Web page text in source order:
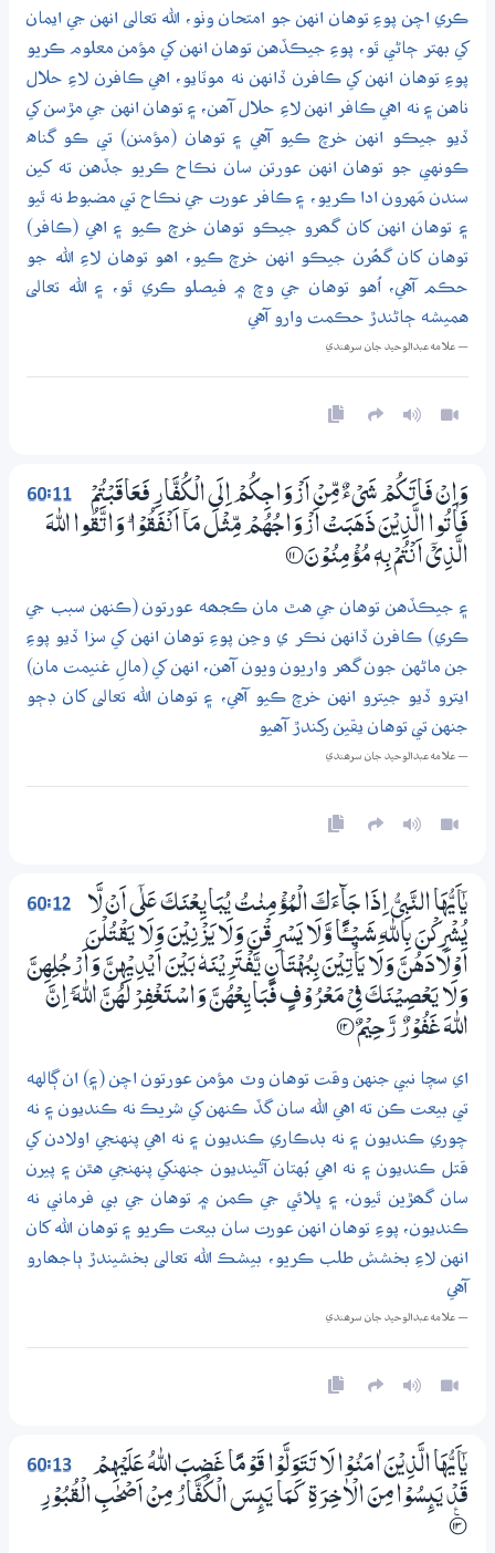
ڪري اچن پوءِ توهان انهن جو امتحان وٺو، الله تعالى انهن جي ايمان
کي بهتر ڄاڻي ٿو، پوءِ جيڪڏهن توهان انهن کي مؤمن معلوم ڪريو
پوءِ توهان انهن کي ڪافرن ڏانهن نه موٽايو، اهي ڪافرن لاءِ حلال
ناهن ۽ نه اهي ڪافر انهن لاءِ حلال آهن، ۽ توهان انهن جي مڙسن کي
ڏيو جيڪو انهن خرچ ڪيو آهي ۽ توهان (مؤمنن) تي ڪو گناه
ڪونهي جو توهان انهن عورتن سان نڪاح ڪريو جڏهن ته کين
سندن مَهرون ادا ڪريو، ۽ ڪافر عورت جي نڪاح تي مضبوط نه ٿيو
۽ توهان انهن کان گھرو جيڪو توهان خرچ ڪيو ۽ اهي (ڪافر)
توهان کان گھُرن جيڪو انهن خرچ ڪيو، اهو توهان لاءِ الله جو
حڪم آهي، اُهو توهان جي وچ ۾ فيصلو ڪري ٿو، ۽ الله تعالى
هميشه ڄاڻندڙ حڪمت وارو آهي
— علامه عبدالوحيد جان سرھندي
60:11
وَاِنْ فَاتَكُمْ شَيْءٌ مِّنْ اَزْوَاجِكُمْ اِلَى الْكُفَّارِ فَعَاقَبْتُمْ
فَاٰتُوا الَّذِيْنَ ذَهَبَتْ اَزْوَاجُهُمْ مِّثْلَ مَآ اَنْفَقُوْا ۭ وَاتَّقُوا اللّٰهَ
الَّذِيْٓ اَنْتُمْ بِهٖ مُؤْمِنُوْنَ ؀11
۽ جيڪڏهن توهان جي هٿ مان ڪجھه عورتون (ڪنهن سبب جي
ڪري) ڪافرن ڏانهن نڪر ي وڃن پوءِ توهان انهن کي سزا ڏيو پوءِ
جن ماڻهن جون گھر واريون ويون آهن، انهن کي (مالِ غنيمت مان)
ايترو ڏيو جيترو انهن خرچ ڪيو آهي، ۽ توهان الله تعالى کان ڊڄو
جنهن تي توهان يقين رکندڙ آهيو
— علامه عبدالوحيد جان سرھندي
60:12
يٰٓاَيُّهَا النَّبِيُّ اِذَا جَاۗءَكَ الْمُؤْمِنٰتُ يُبَايِعْنَكَ عَلٰٓي اَنْ لَّا
يُشْرِكْنَ بِاللّٰهِ شَـيْـــــًٔــا وَّلَا يَسْرِقْنَ وَلَا يَزْنِيْنَ وَلَا يَقْتُلْنَ
اَوْلَادَهُنَّ وَلَا يَاْتِيْنَ بِبُهْتَانٍ يَّفْتَرِيْنَهٗ بَيْنَ اَيْدِيْهِنَّ وَاَرْجُلِهِنَّ
وَلَا يَعْصِيْنَكَ فِيْ مَعْرُوْفٍ فَبَايِعْهُنَّ وَاسْتَغْفِرْ لَهُنَّ اللّٰهَ ۭ اِنَّ
اللّٰهَ غَفُوْرٌ رَّحِيْمٌ ؀12
اي سچا نبي جنهن وقت توهان وٽ مؤمن عورتون اچن (۽) ان ڳالهه
تي بيعت ڪن ته اهي الله سان گڏ ڪنهن کي شريڪ نه ڪنديون ۽ نه
چوري ڪنديون ۽ نه بدڪاري ڪنديون ۽ نه اهي پنهنجي اولادن کي
قتل ڪنديون ۽ نه اهي بُهتان آڻينديون جنهنکي پنهنجي هٿن ۽ پيرن
سان گھڙين ٿيون، ۽ ڀلائي جي ڪمن ۾ توهان جي بي فرماني نه
ڪنديون، پوءِ توهان انهن عورت سان بيعت ڪريو ۽ توهان الله کان
انهن لاءِ بخشش طلب ڪريو، بيشڪ الله تعالى بخشيندڙ ٻاجھارو
آهي
— علامه عبدالوحيد جان سرھندي
60:13
يٰٓاَيُّهَا الَّذِيْنَ اٰمَنُوْا لَا تَتَوَلَّوْا قَوْمًا غَضِبَ اللّٰهُ عَلَيْهِمْ
قَدْ يَىِٕسُوْا مِنَ الْاٰخِرَةِ كَـمَا يَىِٕسَ الْكُفَّارُ مِنْ اَصْحٰبِ الْقُبُوْرِ
؀ۧ13